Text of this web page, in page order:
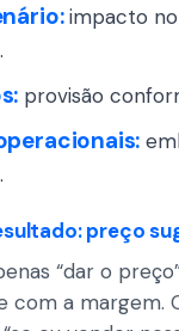
impacto no
provisão
preço
“dar o
com a margem.